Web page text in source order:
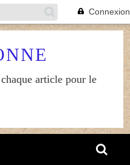
Connexion
article pour le